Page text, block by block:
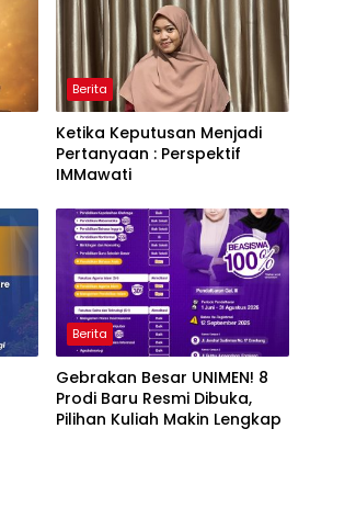
Berita
Ketika Keputusan Menjadi
Pertanyaan : Perspektif
IMMawati
Berita
Gebrakan Besar UNIMEN! 8
Prodi Baru Resmi Dibuka,
Pilihan Kuliah Makin Lengkap